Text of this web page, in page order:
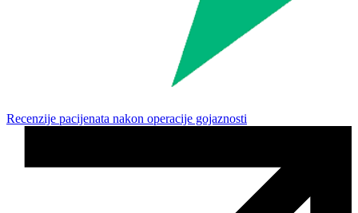
Recenzije pacijenata nakon operacije gojaznosti